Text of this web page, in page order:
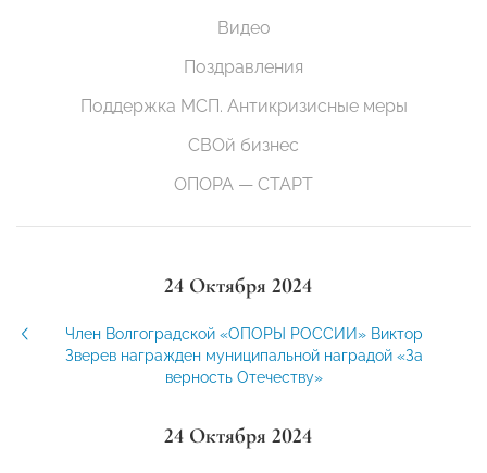
Видео
Поздравления
Поддержка МСП. Антикризисные меры
СВОй бизнес
ОПОРА — СТАРТ
24 Октября 2024
Член Волгоградской «ОПОРЫ РОССИИ» Виктор
Зверев награжден муниципальной наградой «За
верность Отечеству»
24 Октября 2024